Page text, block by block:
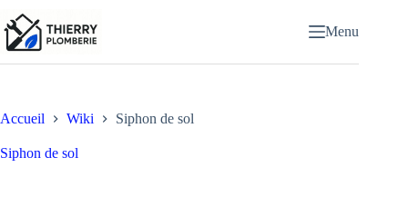
au
contenu
Menu
Accueil Wiki Siphon de sol
Siphon de sol